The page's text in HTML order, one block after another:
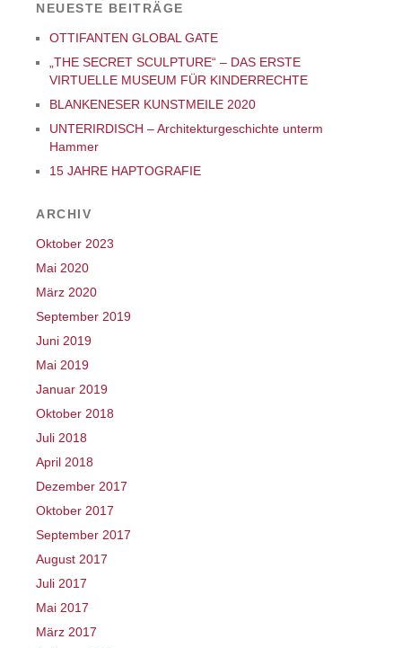
NEUESTE BEITRÄGE
OTTIFANTEN GLOBAL GATE
„THE SECRET SCULPTURE“ – DAS ERSTE
VIRTUELLE MUSEUM FÜR KINDERRECHTE
BLANKENESER KUNSTMEILE 2020
UNTERIRDISCH – Architekturgeschichte unterm
Hammer
15 JAHRE HAPTOGRAFIE
ARCHIV
Oktober 2023
Mai 2020
März 2020
September 2019
Juni 2019
Mai 2019
Januar 2019
Oktober 2018
Juli 2018
April 2018
Dezember 2017
Oktober 2017
September 2017
August 2017
Juli 2017
Mai 2017
März 2017